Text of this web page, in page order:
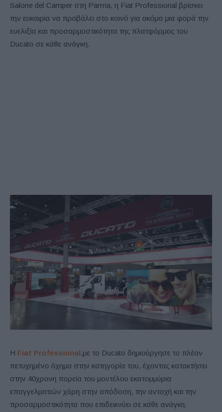
Salone del Camper στη Parma, η Fiat Professional βρίσκει
την ευκαιρία να προβάλει στο κοινό για ακόμα μια φορά την
ευελιξία και προσαρμοστικότητα της πλατφόρμας του
Ducato σε κάθε ανάγκη.
Η Fiat Professional,με το Ducato δημιούργησε το πλέον
πετυχημένο όχημα στην κατηγορία του, έχοντας κατακτήσει
στην 40χρονη πορεία του μοντέλου εκατομμύρια
επαγγελματιών χάρη στην απόδοση, την αντοχή και την
προσαρμοστικότητα που επιδεικνύει σε κάθε ανάγκη.